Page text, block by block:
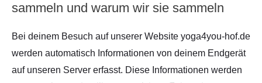
sammeln und warum wir sie sammeln
Bei deinem Besuch auf unserer Website yoga4you-hof.de
werden automatisch Informationen von deinem Endgerät
auf unseren Server erfasst. Diese Informationen werden